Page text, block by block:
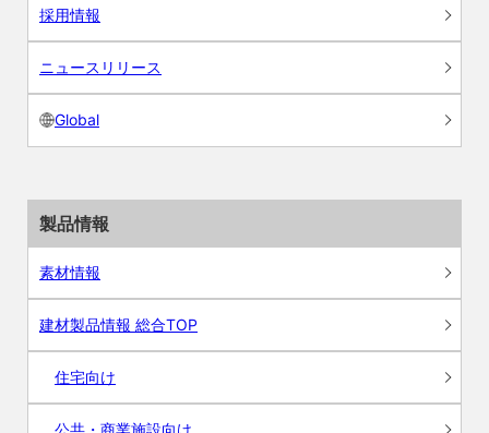
採用情報
ニュースリリース
Global
製品情報
素材情報
建材製品情報 総合TOP
住宅向け
公共・商業施設向け